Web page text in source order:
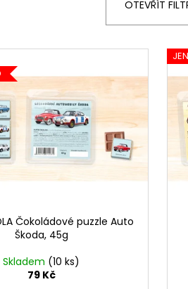
OTEVŘÍT
Čokoládové puzzle Auto
Škoda, 45g
Skladem (10 ks)
79 Kč